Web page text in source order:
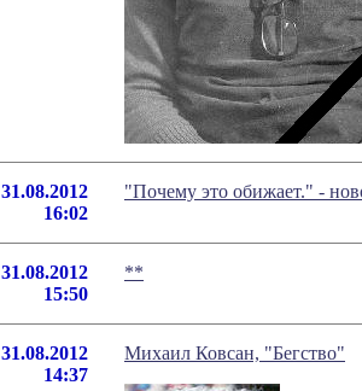
31.08.2012
16:02
"Почему это обижает." -
31.08.2012
15:50
**
31.08.2012
14:37
Михаил Ковсан, "Бегство"